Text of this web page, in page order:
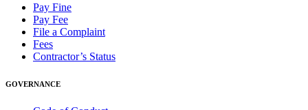
Pay Fine
Pay Fee
File a Complaint
Fees
Contractor’s Status
GOVERNANCE